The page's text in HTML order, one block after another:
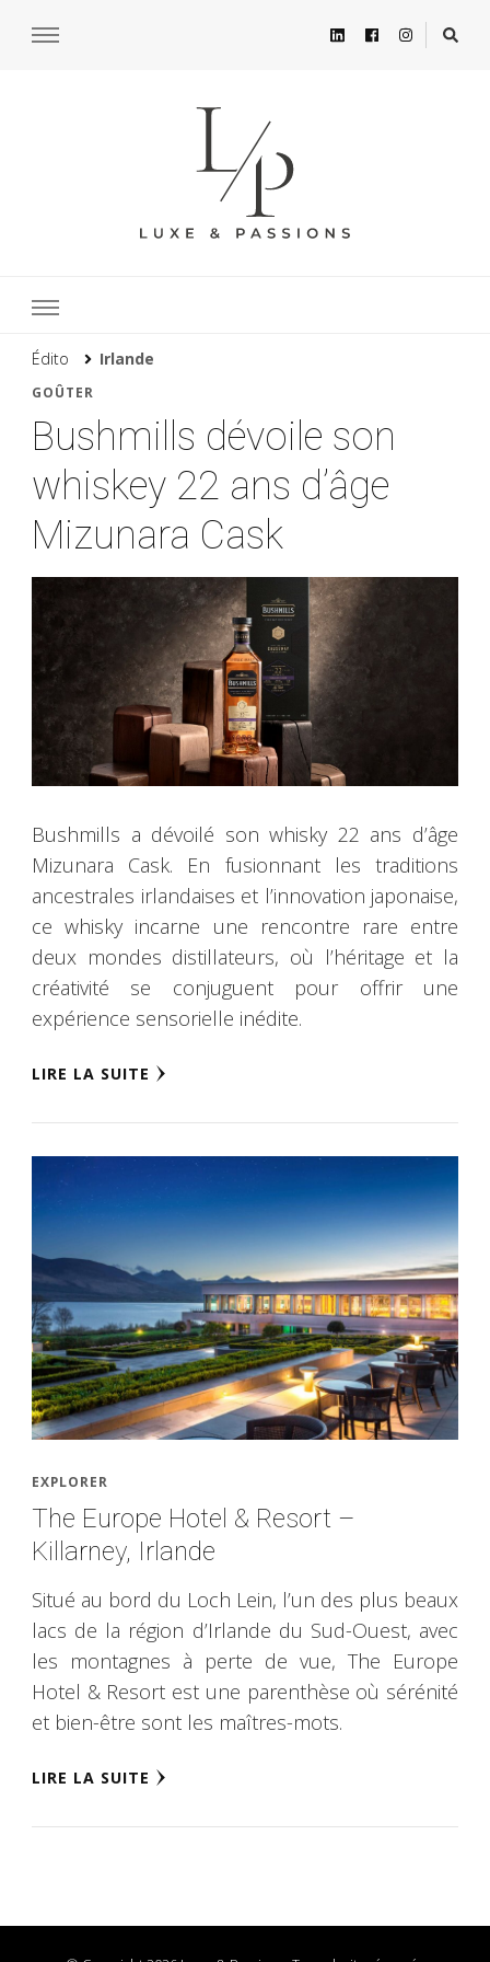
Édito Irlande
GOÛTER
Bushmills dévoile son
whiskey 22 ans d’âge
Mizunara Cask
Bushmills a dévoilé son whisky 22 ans d’âge
Mizunara Cask. En fusionnant les traditions
ancestrales irlandaises et l’innovation japonaise,
ce whisky incarne une rencontre rare entre
deux mondes distillateurs, où l’héritage et la
créativité se conjuguent pour offrir une
expérience sensorielle inédite.
LIRE LA SUITE
EXPLORER
The Europe Hotel & Resort –
Killarney, Irlande‎
Situé au bord du Loch Lein, l’un des plus beaux
lacs de la région d’Irlande du Sud-Ouest, avec
les montagnes à perte de vue, The Europe
Hotel & Resort est une parenthèse où sérénité
et bien-être sont les maîtres-mots.
LIRE LA SUITE